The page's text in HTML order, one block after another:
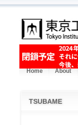
Skip to main content
Home About
TSUBAME